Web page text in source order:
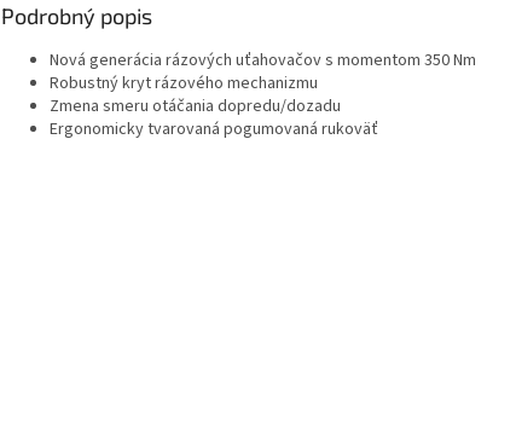
R
Podrobný popis
Nová generácia rázových uťahovačov s momentom 350 Nm
Robustný kryt rázového mechanizmu
Zmena smeru otáčania dopredu/dozadu
Ergonomicky tvarovaná pogumovaná rukoväť